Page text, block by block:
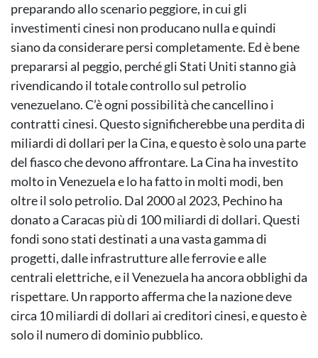
preparando allo scenario peggiore, in cui gli
investimenti cinesi non producano nulla e quindi
siano da considerare persi completamente. Ed è bene
prepararsi al peggio, perché gli Stati Uniti stanno già
rivendicando il totale controllo sul petrolio
venezuelano. C’è ogni possibilità che cancellino i
contratti cinesi. Questo significherebbe una perdita di
miliardi di dollari per la Cina, e questo è solo una parte
del fiasco che devono affrontare. La Cina ha investito
molto in Venezuela e lo ha fatto in molti modi, ben
oltre il solo petrolio. Dal 2000 al 2023, Pechino ha
donato a Caracas più di 100 miliardi di dollari. Questi
fondi sono stati destinati a una vasta gamma di
progetti, dalle infrastrutture alle ferrovie e alle
centrali elettriche, e il Venezuela ha ancora obblighi da
rispettare. Un rapporto afferma che la nazione deve
circa 10 miliardi di dollari ai creditori cinesi, e questo è
solo il numero di dominio pubblico.